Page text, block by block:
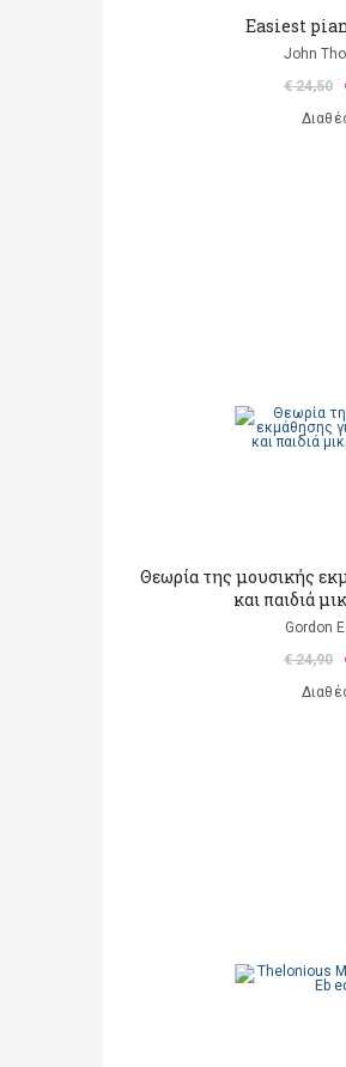
Easiest
John
€ 24,50
Θεωρία της μουσικής
και παιδιά
Gordon
€ 24,90